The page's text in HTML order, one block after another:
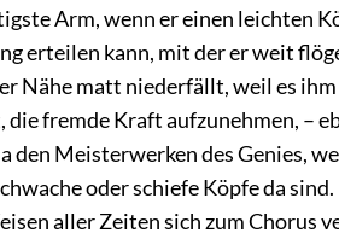
Arm, wenn er einen leichten
erteilen kann, mit der er weit
Nähe matt niederfällt, weil es
fremde Kraft aufzunehmen, –
den Meisterwerken des Genies,
oder schiefe Köpfe da
aller Zeiten sich zum Chorus